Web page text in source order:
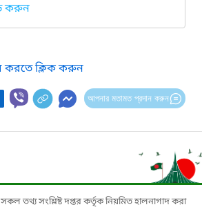
করুন
করতে ক্লিক করুন
আপনার মতামত প্রদান করুন
তথ্য সংশ্লিষ্ট দপ্তর কর্তৃক নিয়মিত হালনাগাদ করা